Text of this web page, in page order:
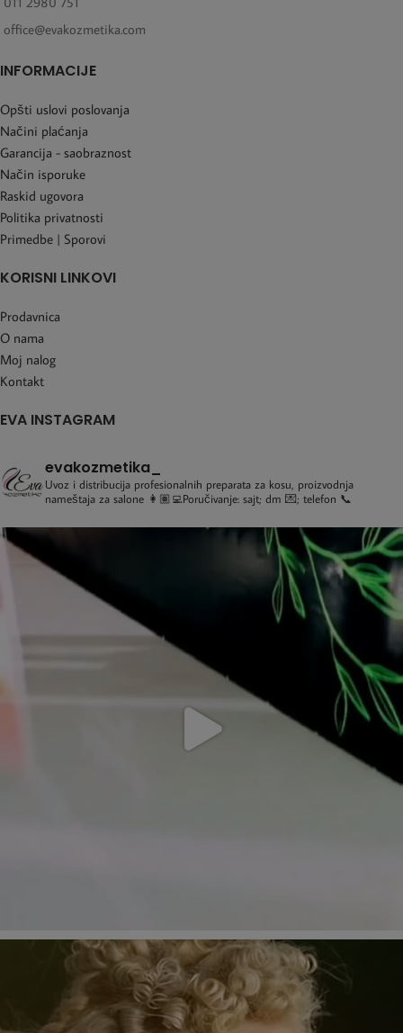
office@evakozmetika.com
INFORMACIJE
Opšti uslovi poslovanja
Načini plaćanja
Garancija - saobraznost
Način isporuke
Raskid ugovora
Politika privatnosti
Primedbe | Sporovi
KORISNI LINKOVI
Prodavnica
O nama
Moj nalog
Kontakt
EVA INSTAGRAM
evakozmetika_
Uvoz i distribucija profesionalnih preparata za kosu, proizvodnja
nameštaja za salone 👩🏽‍💻Poručivanje: sajt; dm 💌; telefon 📞